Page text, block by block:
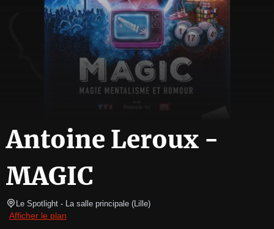
Antoine Leroux -
MAGIC
Le Spotlight - La salle principale (Lille)
Afficher le plan